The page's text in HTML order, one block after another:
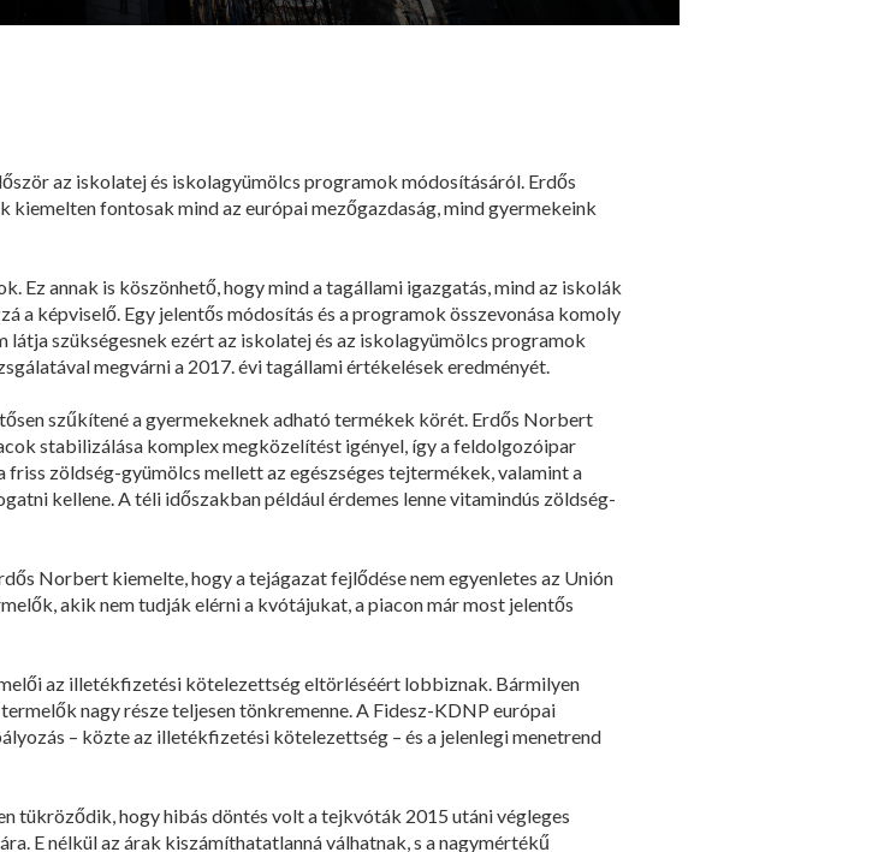
az iskolatej és iskolagyümölcs programok módosításáról. Erdős
fontosak mind az európai mezőgazdaság, mind gyermekeink
Ez annak is köszönhető, hogy mind a tagállami igazgatás, mind az iskolák
a képviselő. Egy jelentős módosítás és a programok összevonása komoly
szükségesnek ezért az iskolatej és az iskolagyümölcs programok
megvárni a 2017. évi tagállami értékelések eredményét.
szűkítené a gyermekeknek adható termékek körét. Erdős Norbert
stabilizálása komplex megközelítést igényel, így a feldolgozóipar
zöldség-gyümölcs mellett az egészséges tejtermékek, valamint a
kellene. A téli időszakban például érdemes lenne vitamindús zöldség-
Norbert kiemelte, hogy a tejágazat fejlődése nem egyenletes az Unión
akik nem tudják elérni a kvótájukat, a piacon már most jelentős
az illetékfizetési kötelezettség eltörléséért lobbiznak. Bármilyen
nagy része teljesen tönkremenne. A Fidesz-KDNP európai
– közte az illetékfizetési kötelezettség – és a jelenlegi menetrend
tükröződik, hogy hibás döntés volt a tejkvóták 2015 utáni végleges
E nélkül az árak kiszámíthatatlanná válhatnak, s a nagymértékű